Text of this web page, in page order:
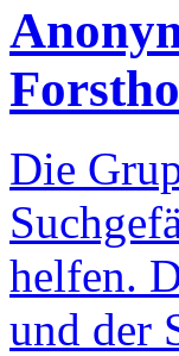
Die
helfen.
und der